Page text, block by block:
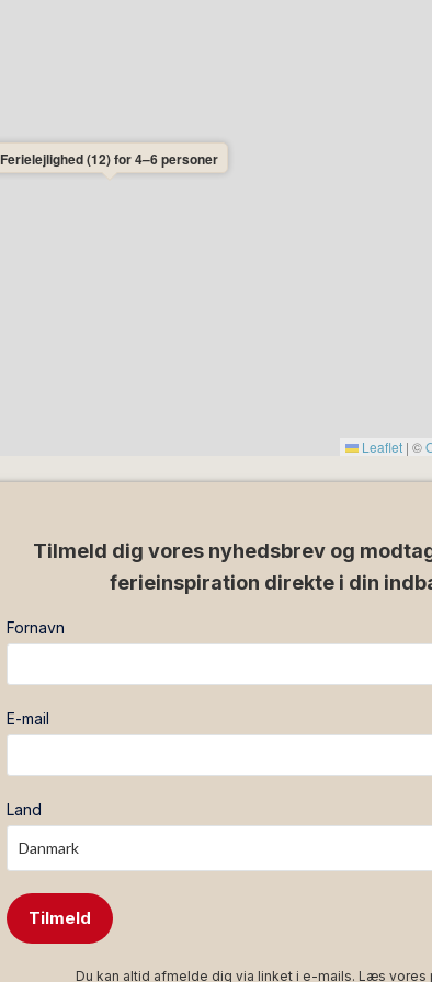
Ferielejlighed (12) for 4–6 personer
Leaflet | ©
Tilmeld dig vores nyhedsbrev og
ferieinspiration direkte i din
Fornavn
E-mail
Land
Tilmeld
Du kan altid afmelde dig via linket i e-mails. Læs vores